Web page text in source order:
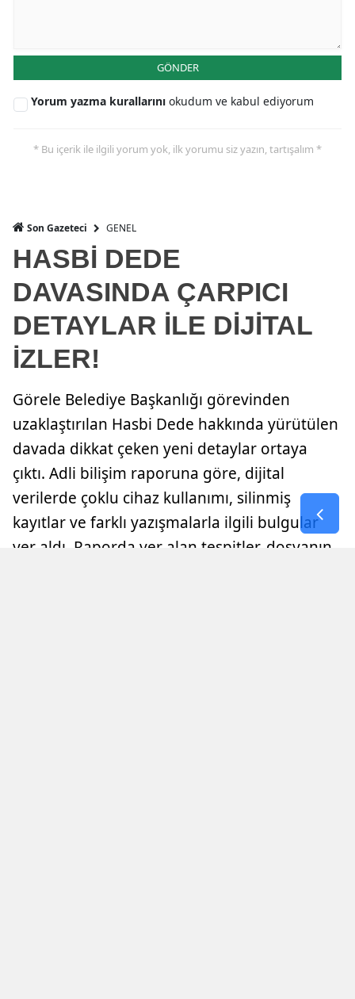
GÖNDER
Yorum yazma kurallarını okudum ve kabul ediyorum
* Bu içerik ile ilgili yorum yok, ilk yorumu siz yazın, tartışalım *
Son Gazeteci GENEL
HASBİ DEDE
DAVASINDA ÇARPICI
DETAYLAR İLE DİJİTAL
İZLER!
Görele Belediye Başkanlığı görevinden
uzaklaştırılan Hasbi Dede hakkında yürütülen
davada dikkat çeken yeni detaylar ortaya
çıktı. Adli bilişim raporuna göre, dijital
verilerde çoklu cihaz kullanımı, silinmiş
kayıtlar ve farklı yazışmalarla ilgili bulgular
yer aldı. Raporda yer alan tespitler, dosyanın